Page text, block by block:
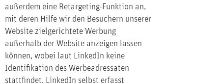
außerdem eine Retargeting-Funktion an,
mit deren Hilfe wir den Besuchern unserer
Website zielgerichtete Werbung
außerhalb der Website anzeigen lassen
können, wobei laut LinkedIn keine
Identifikation des Werbeadressaten
stattfindet. LinkedIn selbst erfasst